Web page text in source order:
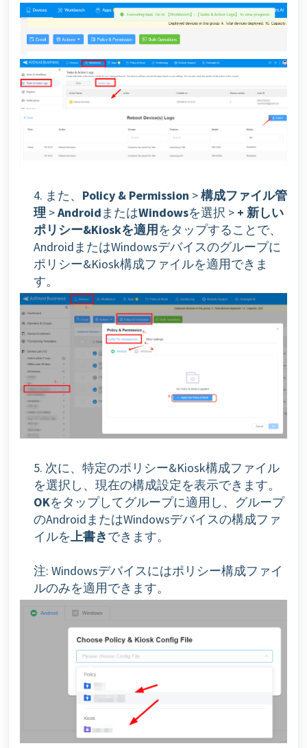
4. また、 Policy & Permission >構成ファイル管
理 >AndroidまたはWindowsを選択 > + 新しい
ポリシー&Kioskを適用をタップすることで、
AndroidまたはWindowsデバイスのグループに
ポリシー&Kiosk構成ファイルを適用できま
す。
5. 次に、特定のポリシー&Kiosk構成ファイル
を選択し、現在の構成設定を表示できます。
OKをタップしてグループに適用し、グループ
のAndroidまたはWindowsデバイスの構成ファ
イルを上書きできます。
注: Windowsデバイスにはポリシー構成ファイ
ルのみを適用できます。